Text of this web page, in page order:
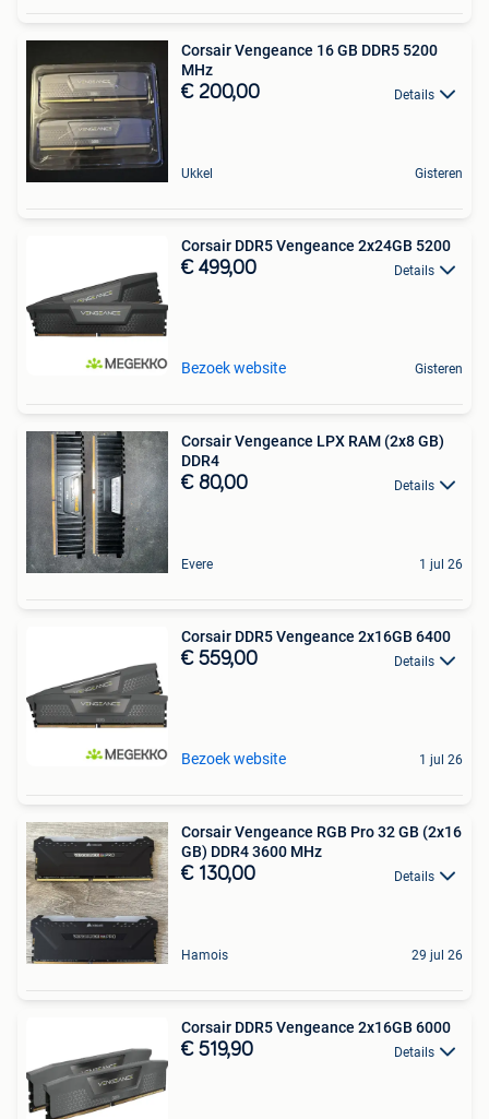
Corsair Vengeance 16 GB DDR5 5200
MHz
€ 200,00 Details
Ukkel Gisteren
Corsair DDR5 Vengeance 2x24GB 5200
€ 499,00 Details
Bezoek website Gisteren
Corsair Vengeance LPX RAM (2x8 GB)
DDR4
€ 80,00 Details
Evere 1 jul 26
Corsair DDR5 Vengeance 2x16GB 6400
€ 559,00 Details
Bezoek website 1 jul 26
Corsair Vengeance RGB Pro 32 GB (2x16
GB) DDR4 3600 MHz
€ 130,00 Details
Hamois 29 jul 26
Corsair DDR5 Vengeance 2x16GB 6000
€ 519,90 Details